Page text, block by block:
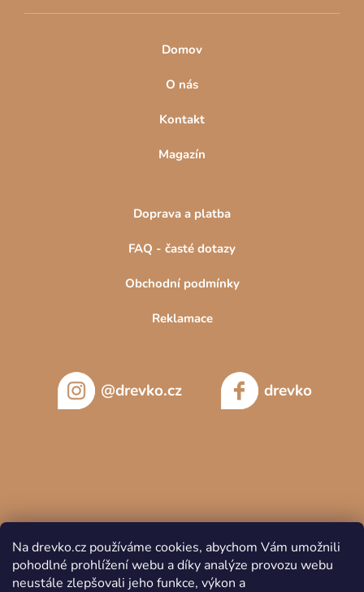
Na drevko.cz používáme cookies, abychom Vám umožnili
pohodlné prohlížení webu a díky analýze provozu webu
neustále zlepšovali jeho funkce, výkon a
Domov
O nás
Kontakt
Magazín
Doprava a platba
FAQ - časté dotazy
Obchodní podmínky
Reklamace
@drevko.cz drevko